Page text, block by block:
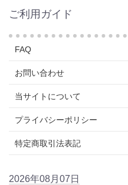
ご利用ガイド
FAQ
お問い合わせ
当サイトについて
プライバシーポリシー
特定商取引法表記
2026年08月07日